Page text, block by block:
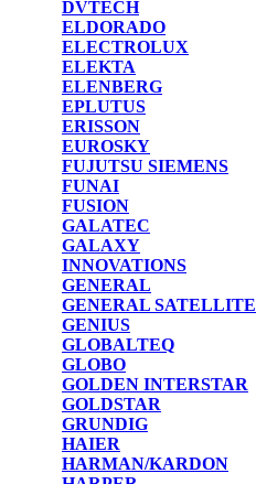
DVTECH
ELDORADO
ELECTROLUX
ELEKTA
ELENBERG
EPLUTUS
ERISSON
EUROSKY
FUJUTSU SIEMENS
FUNAI
FUSION
GALATEC
GALAXY
INNOVATIONS
GENERAL
GENERAL SATELLITE
GENIUS
GLOBALTEQ
GLOBO
GOLDEN INTERSTAR
GOLDSTAR
GRUNDIG
HAIER
HARMAN/KARDON